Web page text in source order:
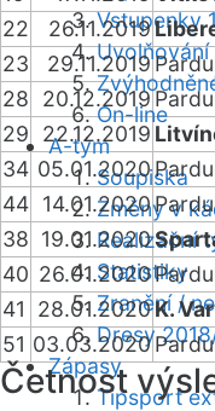
Vstupenky
Uvolňování
On-line
A-tým
Soupiska
Změny v
Realizační
Statistiky
Zranění /
Dresy
Zápasy
Tipsport
22
26.11.2019
23
29.11.2019
28
20.12.2019
29
22.12.2019
34 05.01.2020
44 14.01.2020
38 19.01.2020
40 26.01.2020
41
28.01.2020K.
51 03.03.2020
Četnost